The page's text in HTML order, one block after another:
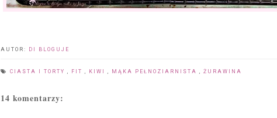
AUTOR: DI BLOGUJE
CIASTA I TORTY , FIT , KIWI , MĄKA PEŁNOZIARNISTA , ŻURAWINA
14 komentarzy: